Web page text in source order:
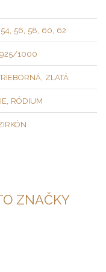
54 56 58 60 62
925/1000
ZLATÁ
RÓDIUM
ZNAČKY